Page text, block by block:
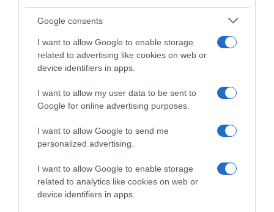
Google consents
I want to allow Google to enable storage
related to advertising like cookies on web or
device identifiers in apps.
I want to allow my user data to be sent to
Google for online advertising purposes.
I want to allow Google to send me
personalized advertising.
I want to allow Google to enable storage
related to analytics like cookies on web or
device identifiers in apps.
Címkék: párkapcsolat ,boldogság,tanácsok ,
törődés, gesztusok,odafigyelés
Következő bejegyzés
HASONLÓ BEJEGYZÉSEK